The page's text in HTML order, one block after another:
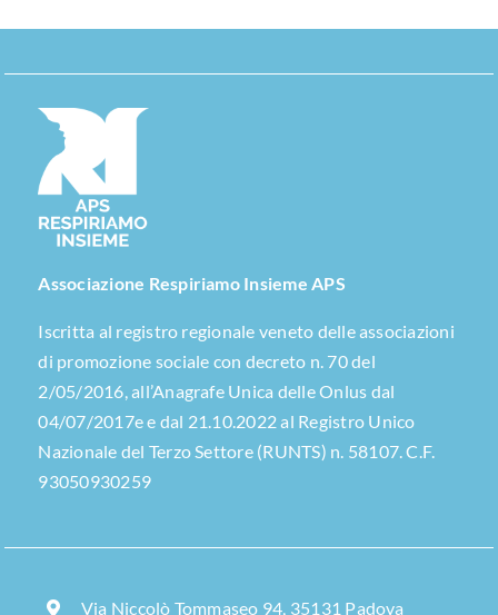
Associazione Respiriamo Insieme APS
Iscritta al registro regionale veneto delle associazioni
di promozione sociale con decreto n. 70 del
2/05/2016, all’Anagrafe Unica delle Onlus dal
04/07/2017e e dal 21.10.2022 al Registro Unico
Nazionale del Terzo Settore (RUNTS) n. 58107. C.F.
93050930259
Via Niccolò Tommaseo 94, 35131 Padova